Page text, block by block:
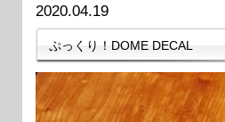
2020.04.19
ぷっくり！DOME DECAL